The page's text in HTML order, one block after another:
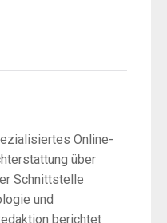
Online-
über
Schnittstelle
und
berichtet